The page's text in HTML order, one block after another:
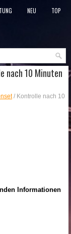
NEU
TOP
nach 10 Minuten
/ Kontrolle nach 10
Informationen